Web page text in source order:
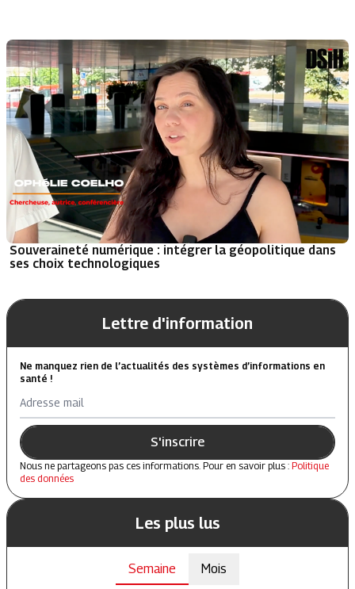
Souveraineté numérique : intégrer la géopolitique dans
ses choix technologiques
Lettre d'information
Ne manquez rien de l’actualités des systèmes d’informations en
santé !
Adresse mail
S'inscrire
Nous ne partageons pas ces informations. Pour en savoir plus : Politique
des données
Les plus lus
Semaine Mois